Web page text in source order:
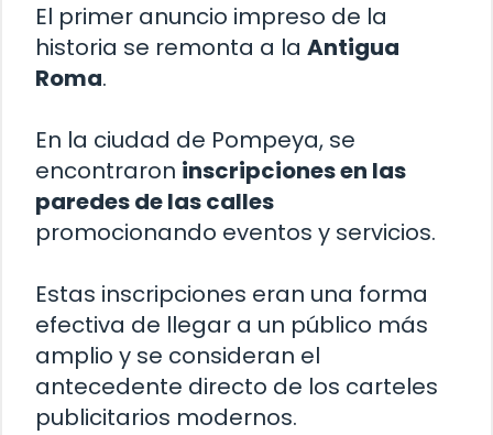
El primer anuncio impreso de la
historia se remonta a la Antigua
Roma.
En la ciudad de Pompeya, se
encontraron inscripciones en las
paredes de las calles
promocionando eventos y servicios.
Estas inscripciones eran una forma
efectiva de llegar a un público más
amplio y se consideran el
antecedente directo de los carteles
publicitarios modernos.